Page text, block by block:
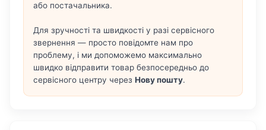
або постачальника.
Для зручності та швидкості у разі сервісного
звернення — просто повідомте нам про
проблему, і ми допоможемо максимально
швидко відправити товар безпосередньо до
сервісного центру через Нову пошту.